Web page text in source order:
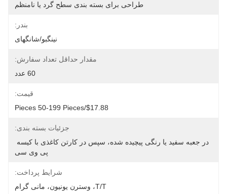
طراحی برای بسته بندی سطح گرد یا نامنظم
بندر:
نینگبو/شانگهای
مقدار حداقل تعداد سفارش:
60 عدد
قیمت:
$17.88/pieces 50-199 Pieces
جزئیات بسته بندی:
پی وی سی
شرایط پرداخت:
T/T، وسترن یونیون، مانی گرام